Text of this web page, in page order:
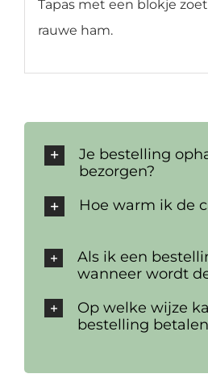
Tapas met een blokje
rauwe ham.
Je bestelling
bezorgen?
Hoe warm ik de
Als ik een
wanneer wordt
Op welke wijze
bestelling